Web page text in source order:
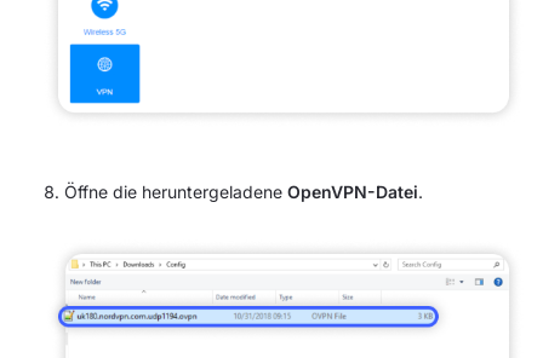
Öffne die heruntergeladene OpenVPN-Datei.